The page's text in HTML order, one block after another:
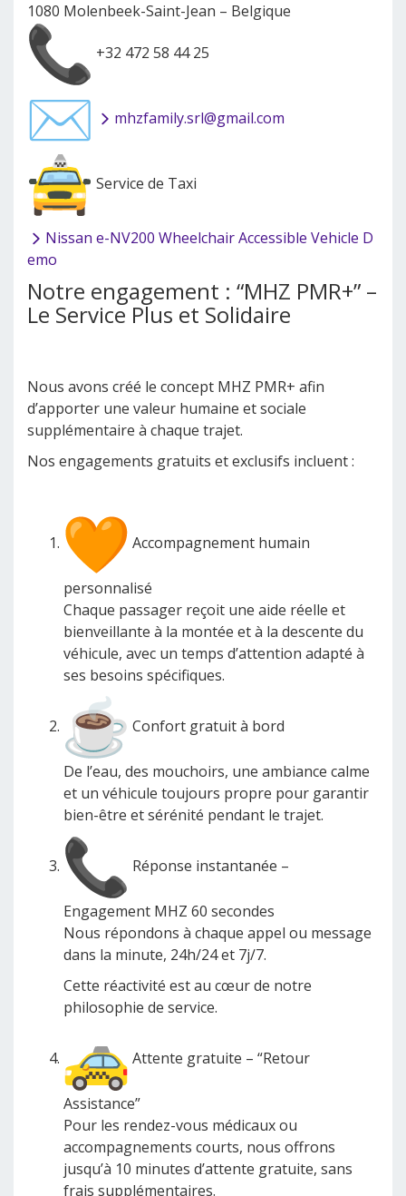
1080 Molenbeek-Saint-Jean – Belgique
+32 472 58 44 25
mhzfamily.srl@gmail.com
Service de Taxi
Nissan e-NV200 Wheelchair Accessible Vehicle D
emo
Notre engagement : “MHZ PMR+” –
Le Service Plus et Solidaire
Nous avons créé le concept MHZ PMR+ afin
d’apporter une valeur humaine et sociale
supplémentaire à chaque trajet.
Nos engagements gratuits et exclusifs incluent :
Accompagnement humain
personnalisé
Chaque passager reçoit une aide réelle et
bienveillante à la montée et à la descente du
véhicule, avec un temps d’attention adapté à
ses besoins spécifiques.
Confort gratuit à bord
De l’eau, des mouchoirs, une ambiance calme
et un véhicule toujours propre pour garantir
bien-être et sérénité pendant le trajet.
Réponse instantanée –
Engagement MHZ 60 secondes
Nous répondons à chaque appel ou message
dans la minute, 24h/24 et 7j/7.
Cette réactivité est au cœur de notre
philosophie de service.
Attente gratuite – “Retour
Assistance”
Pour les rendez-vous médicaux ou
accompagnements courts, nous offrons
jusqu’à 10 minutes d’attente gratuite, sans
frais supplémentaires.